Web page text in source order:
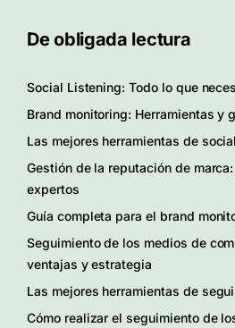
De obligada lectura
Social Listening: Todo lo que
Brand monitoring: Herramientas y
Las mejores herramientas de
Gestión de la reputación de
expertos
Guía completa para el brand
Seguimiento de los medios de
ventajas y estrategia
Las mejores herramientas de
Cómo realizar el seguimiento de